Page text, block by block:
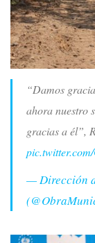
“Damos
ahora nuestro
gracias a él”,
— Dirección